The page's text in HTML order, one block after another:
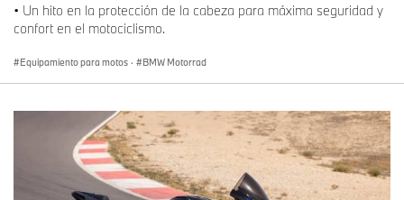
• Un hito en la protección de la cabeza para máxima seguridad y
confort en el motociclismo.
Equipamiento para motos · BMW Motorrad